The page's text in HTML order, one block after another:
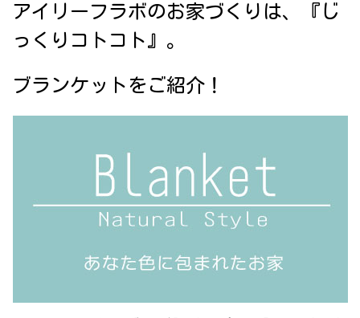
アイリーフラボのお家づくりは、『じ
っくりコトコト』。
ブランケットをご紹介！